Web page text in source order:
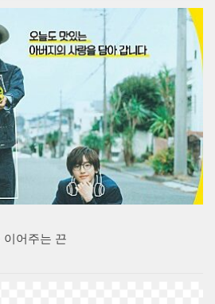
이어주는 끈